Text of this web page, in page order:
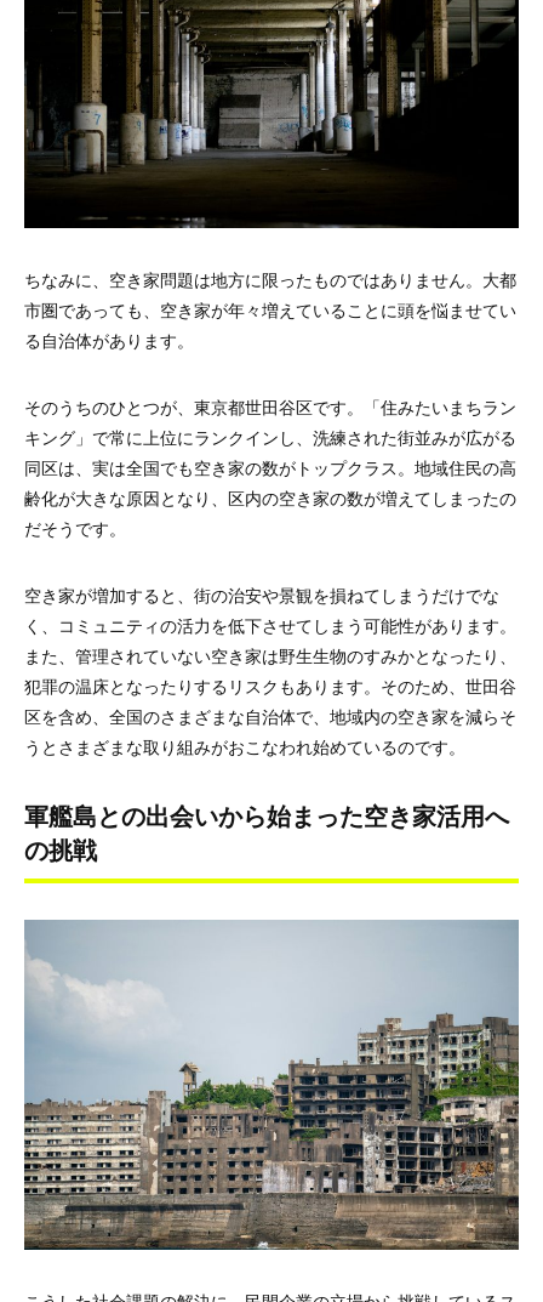
ちなみに、空き家問題は地方に限ったものではありません。大都
市圏であっても、空き家が年々増えていることに頭を悩ませてい
る自治体があります。
そのうちのひとつが、東京都世田谷区です。「住みたいまちラン
キング」で常に上位にランクインし、洗練された街並みが広がる
同区は、実は全国でも空き家の数がトップクラス。地域住民の高
齢化が大きな原因となり、区内の空き家の数が増えてしまったの
だそうです。
空き家が増加すると、街の治安や景観を損ねてしまうだけでな
く、コミュニティの活力を低下させてしまう可能性があります。
また、管理されていない空き家は野生生物のすみかとなったり、
犯罪の温床となったりするリスクもあります。そのため、世田谷
区を含め、全国のさまざまな自治体で、地域内の空き家を減らそ
うとさまざまな取り組みがおこなわれ始めているのです。
軍艦島との出会いから始まった空き家活用へ
の挑戦